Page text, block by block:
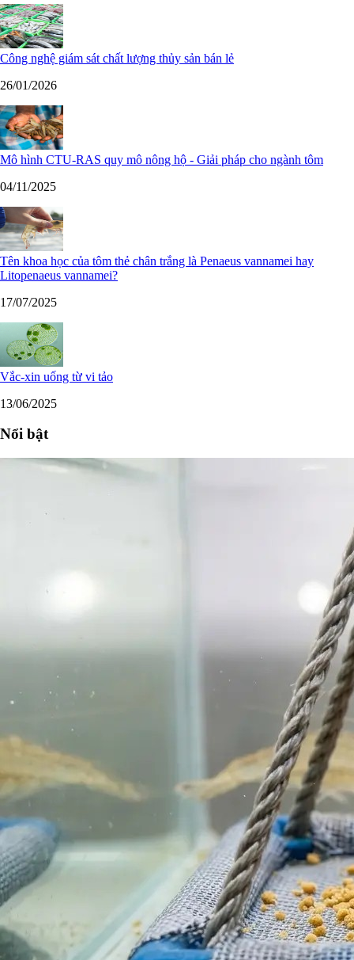
Công nghệ giám sát chất lượng thủy sản bán lẻ
26/01/2026
Mô hình CTU-RAS quy mô nông hộ - Giải pháp cho ngành tôm
04/11/2025
Tên khoa học của tôm thẻ chân trắng là Penaeus vannamei hay
Litopenaeus vannamei?
17/07/2025
Vắc-xin uống từ vi tảo
13/06/2025
Nổi bật